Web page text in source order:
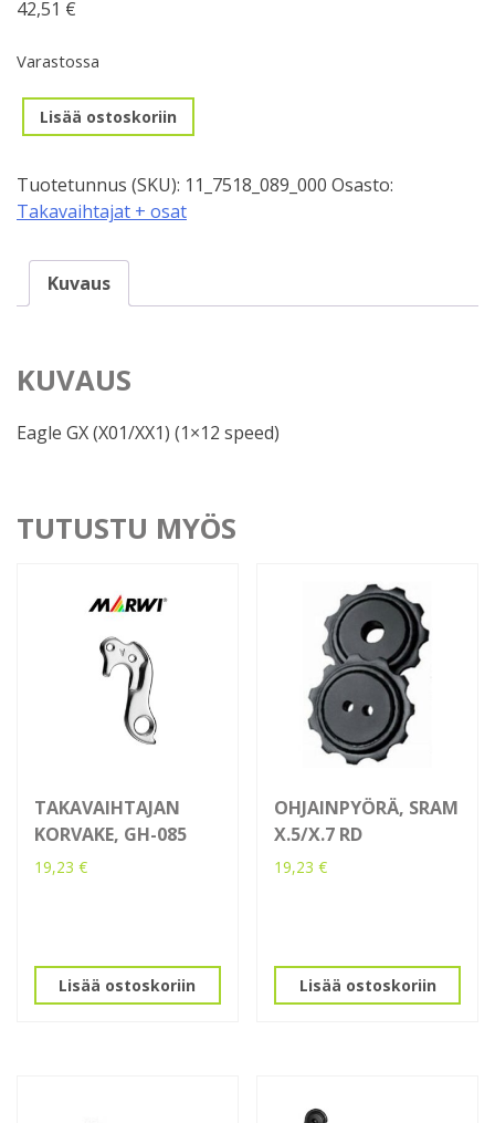
42,51 €
Varastossa
Ohjainpyörä,
Sram
Eagle
GX
määrä
Lisää ostoskoriin
Tuotetunnus (SKU): 11_7518_089_000 Osasto:
Takavaihtajat + osat
Kuvaus
KUVAUS
Eagle GX (X01/XX1) (1×12 speed)
TUTUSTU MYÖS
TAKAVAIHTAJAN
KORVAKE, GH-085
19,23 €
Lisää ostoskoriin
OHJAINPYÖRÄ, SRAM
X.5/X.7 RD
19,23€
Lisää ostoskoriin